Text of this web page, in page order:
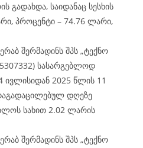
გადახდა, საიდანაც სესხის
პროცენტი – 74.76 ლარი,
შერმადინს შპს „ტექნო
სასარგებლოდ
ივლისიდან 2025 წლის 11
დღეზე
სახით 2.02 ლარის
შერმადინს შპს „ტექნო